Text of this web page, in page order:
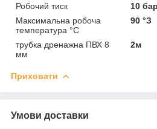
Робочий тиск
10 бар
Максимальна робоча
температура °С
90 °З
трубка дренажна ПВХ 8
мм
2м
Приховати
Умови доставки